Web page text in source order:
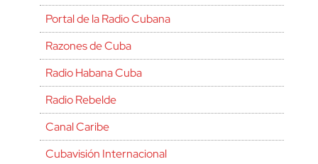
Portal de la Radio Cubana
Razones de Cuba
Radio Habana Cuba
Radio Rebelde
Canal Caribe
Cubavisión Internacional